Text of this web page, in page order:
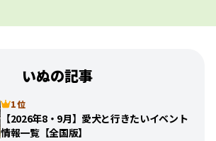
いぬの記事
1 位
【2026年8・9月】愛犬と行きたいイベント
情報一覧【全国版】